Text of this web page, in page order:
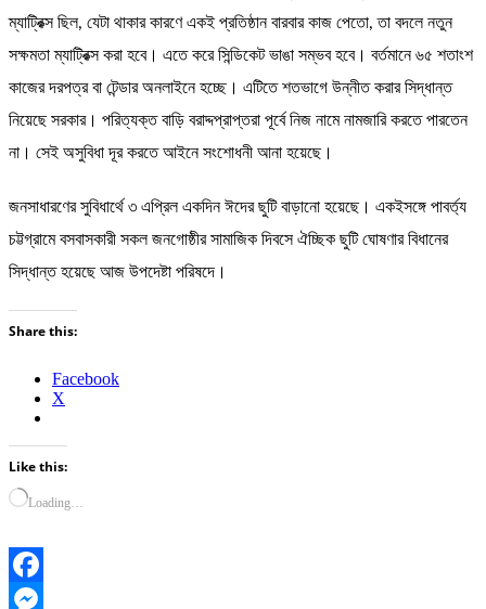
ম্যাট্রিক্স ছিল, যেটা থাকার কারণে একই প্রতিষ্ঠান বারবার কাজ পেতো, তা বদলে নতুন
সক্ষমতা ম্যাট্রিক্স করা হবে। এতে করে সিন্ডিকেট ভাঙা সম্ভব হবে। বর্তমানে ৬৫ শতাংশ
কাজের দরপত্র বা টেন্ডার অনলাইনে হচ্ছে। এটিতে শতভাগে উন্নীত করার সিদ্ধান্ত
নিয়েছে সরকার। পরিত্যক্ত বাড়ি বরাদ্দপ্রাপ্তরা পূর্বে নিজ নামে নামজারি করতে পারতেন
না। সেই অসুবিধা দূর করতে আইনে সংশোধনী আনা হয়েছে।
জনসাধারণের সুবিধার্থে ৩ এপ্রিল একদিন ঈদের ছুটি বাড়ানো হয়েছে। একইসঙ্গে পাবর্ত্য
চট্টগ্রামে বসবাসকারী সকল জনগোষ্ঠীর সামাজিক দিবসে ঐচ্ছিক ছুটি ঘোষণার বিধানের
সিদ্ধান্ত হয়েছে আজ উপদেষ্টা পরিষদে।
Share this:
Facebook
X
Like this:
Loading…
Facebook